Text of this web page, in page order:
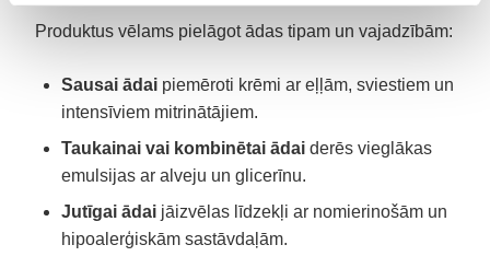
Produktus vēlams pielāgot ādas tipam un vajadzībām:
Sausai ādai piemēroti krēmi ar eļļām, sviestiem un
intensīviem mitrinātājiem.
Taukainai vai kombinētai ādai derēs vieglākas
emulsijas ar alveju un glicerīnu.
Jutīgai ādai jāizvēlas līdzekļi ar nomierinošām un
hipoalerģiskām sastāvdaļām.